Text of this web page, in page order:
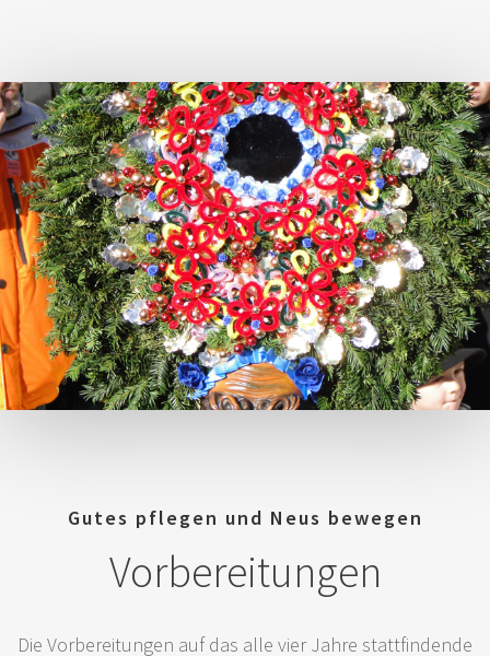
Gutes pflegen und Neus bewegen
Vorbereitungen
Die Vorbereitungen auf das alle vier Jahre stattfindende